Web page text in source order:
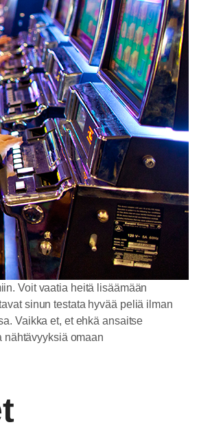
Voit vaatia heitä lisäämään
sinun testata hyvää peliä ilman
Vaikka et, et ehkä ansaitse
nähtävyyksiä omaan